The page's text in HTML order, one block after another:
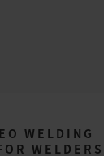
WELDING